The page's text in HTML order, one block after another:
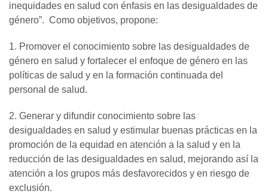
inequidades en salud con énfasis en las desigualdades de
género”. Como objetivos, propone:
1. Promover el conocimiento sobre las desigualdades de
género en salud y fortalecer el enfoque de género en las
políticas de salud y en la formación continuada del
personal de salud.
2. Generar y difundir conocimiento sobre las
desigualdades en salud y estimular buenas prácticas en la
promoción de la equidad en atención a la salud y en la
reducción de las desigualdades en salud, mejorando así la
atención a los grupos más desfavorecidos y en riesgo de
exclusión.